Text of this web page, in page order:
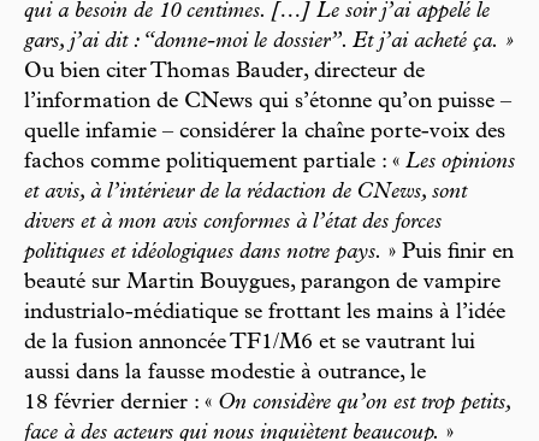
qui a besoin de 10 centimes. […] Le soir j’ai appelé le
gars, j’ai dit : “donne-moi le dossier”. Et j’ai acheté ça. »
Ou bien citer Thomas Bauder, directeur de
l’information de CNews qui s’étonne qu’on puisse –
quelle infamie – considérer la chaîne porte-voix des
fachos comme politiquement partiale : « Les opinions
et avis, à l’intérieur de la rédaction de CNews, sont
divers et à mon avis conformes à l’état des forces
politiques et idéologiques dans notre pays. » Puis finir en
beauté sur Martin Bouygues, parangon de vampire
industrialo-médiatique se frottant les mains à l’idée
de la fusion annoncée TF1/M6 et se vautrant lui
aussi dans la fausse modestie à outrance, le
18 février dernier : « On considère qu’on est trop petits,
face à des acteurs qui nous inquiètent beaucoup. »